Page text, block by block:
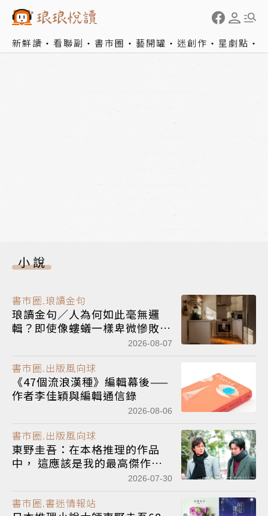
新鮮讀 看聯副 書市圈 藝開罐 迷創作 星劇點
小說
書市圈.琅讀金句
琅讀金句／人為何如此毫無邏
輯？即使像螻蟻一樣卑微慘敗，
2026-08-07
書市圈.出版風向球
《47個流浪漢種》編輯幕後——
作者李佳穎與編輯通信錄
2026-08-06
書市圈.出版風向球
東野圭吾：在本格推理的作品
中， 這應該是我的最高傑作！
2026-07-30
書市圈.書迷情報站